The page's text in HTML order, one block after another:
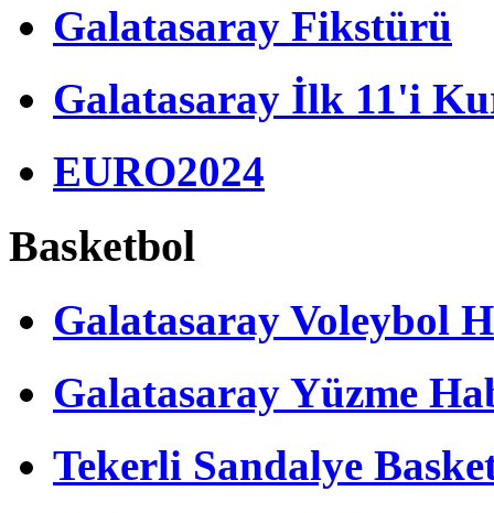
Galatasaray Fikstürü
Galatasaray İlk 11'i
EURO2024
Basketbol
Galatasaray Voleybol
Galatasaray Yüzme
Tekerli Sandalye